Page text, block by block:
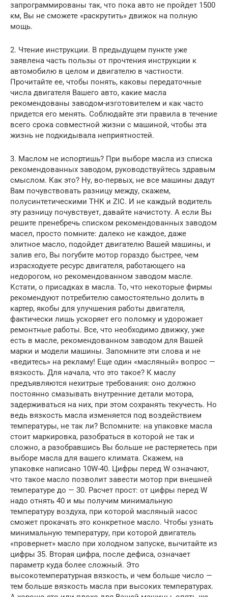
запрограммированы так, что пока авто не пройдет 1500
км, Вы не сможете «раскрутить» движок на полную
мощь.
2. Чтение инструкции. В предыдущем пункте уже
заявлена часть пользы от прочтения инструкции к
автомобилю в целом и двигателю в частности.
Прочитайте ее, чтобы понять, каковы передаточные
числа двигателя Вашего авто, какие масла
рекомендованы заводом-изготовителем и как часто
придется его менять. Соблюдайте эти правила в течение
всего срока совместной жизни с машиной, чтобы эта
жизнь не подкидывала неприятностей.
3. Маслом не испортишь? При выборе масла из списка
рекомендованных заводом, руководствуйтесь здравым
смыслом. Как это? Ну, во-первых, не все машины дадут
Вам почувствовать разницу между, скажем,
полусинтетическими ТНК и ZIC. И не каждый водитель
эту разницу почувствует, давайте начистоту. А если Вы
решите пренебречь списком рекомендованных заводом
масел, просто помните: далеко не каждое, даже
элитное масло, подойдет двигателю Вашей машины, и
залив его, Вы погубите мотор гораздо быстрее, чем
израсходуете ресурс двигателя, работающего на
недорогом, но рекомендованном заводом масле.
Кстати, о присадках в масла. То, что некоторые фирмы
рекомендуют потребителю самостоятельно долить в
картер, якобы для улучшения работы двигателя,
фактически лишь ускоряет его поломку и удорожает
ремонтные работы. Все, что необходимо движку, уже
есть в масле, рекомендованном заводом для Вашей
марки и модели машины. Запомните эти слова и не
«ведитесь» на рекламу! Еще один «масляный» вопрос —
вязкость. Для начала, что это такое? К маслу
предъявляются нехитрые требования: оно должно
постоянно смазывать внутренние детали мотора,
задерживаться на них, при этом сохранять текучесть. Но
ведь вязкость масла изменяется под воздействием
температуры, не так ли? Вспомните: на упаковке масла
стоит маркировка, разобраться в которой не так и
сложно, а разобравшись Вы больше не растеряетесь при
выборе масла для вашего климата. Скажем, на
упаковке написано 10W-40. Цифры перед W означают,
что такое масло позволит завести мотор при внешней
температуре до — 30. Расчет прост: от цифры перед W
надо отнять 40 и мы получим минимальную
температуру воздуха, при которой масляный насос
сможет прокачать это конкретное масло. Чтобы узнать
минимальную температуру, при которой двигатель
«провернет» масло при холодном запуске, вычитайте из
цифры 35. Вторая цифра, после дефиса, означает
параметр куда более сложный. Это
высокотемпературная вязкость, и чем больше число —
тем больше вязкость масла при высоких температурах.